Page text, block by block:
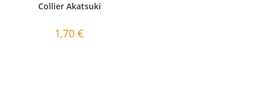
Collier Akatsuki
1,70€